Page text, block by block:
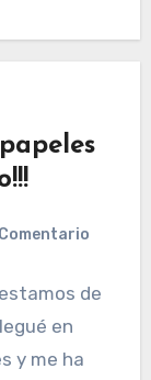
de
en
y me ha